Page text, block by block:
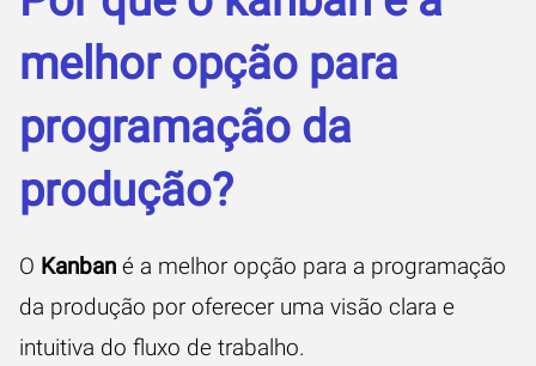
melhor opção para
programação da
produção?
O Kanban é a melhor opção para a programação
da produção por oferecer uma visão clara e
intuitiva do fluxo de trabalho.